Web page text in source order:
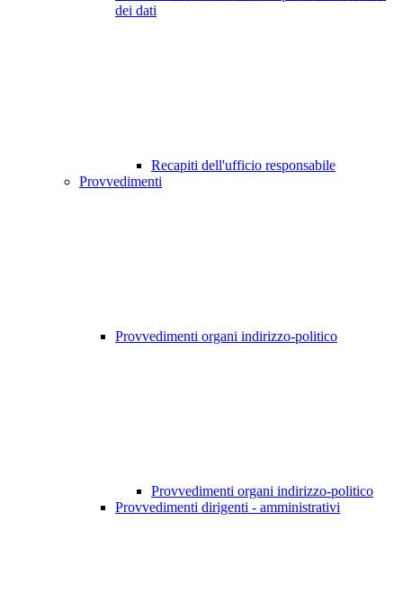
dei dati
Recapiti dell'ufficio responsabile
Provvedimenti
Provvedimenti organi indirizzo-politico
Provvedimenti organi indirizzo-politico
Provvedimenti dirigenti - amministrativi